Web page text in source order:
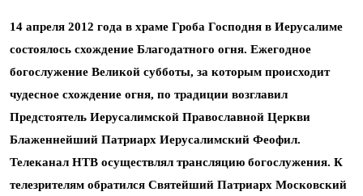
14 апреля 2012 года в храме Гроба Господня в Иерусалиме
состоялось схождение Благодатного огня. Ежегодное
богослужение Великой субботы, за которым происходит
чудесное схождение огня, по традиции возглавил
Предстоятель Иерусалимской Православной Церкви
Блаженнейший Патриарх Иерусалимский Феофил.
Телеканал НТВ осуществлял трансляцию богослужения. К
телезрителям обратился Святейший Патриарх Московский